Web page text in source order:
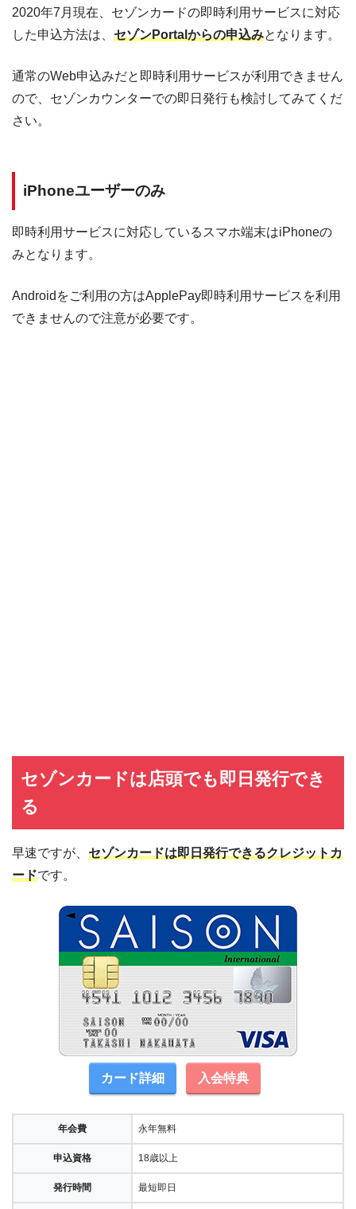
2020年7月現在、セゾンカードの即時利用サービスに対応
した申込方法は、 セゾンPortalからの申込みとなります。
通常のWeb申込みだと即時利用サービスが利用できません
ので、セゾンカウンターでの即日発行も検討してみてくだ
さい。
iPhoneユーザーのみ
即時利用サービスに対応しているスマホ端末はiPhoneの
みとなります。
Androidをご利用の方はApplePay即時利用サービスを利用
できませんので注意が必要です。
セゾンカードは店頭でも即日発行でき
る
早速ですが、 セゾンカードは即日発行できるクレジットカ
ードです。
カード詳細 入会特典
年会費 永年無料
申込資格 18歳以上
発行時間 最短即日